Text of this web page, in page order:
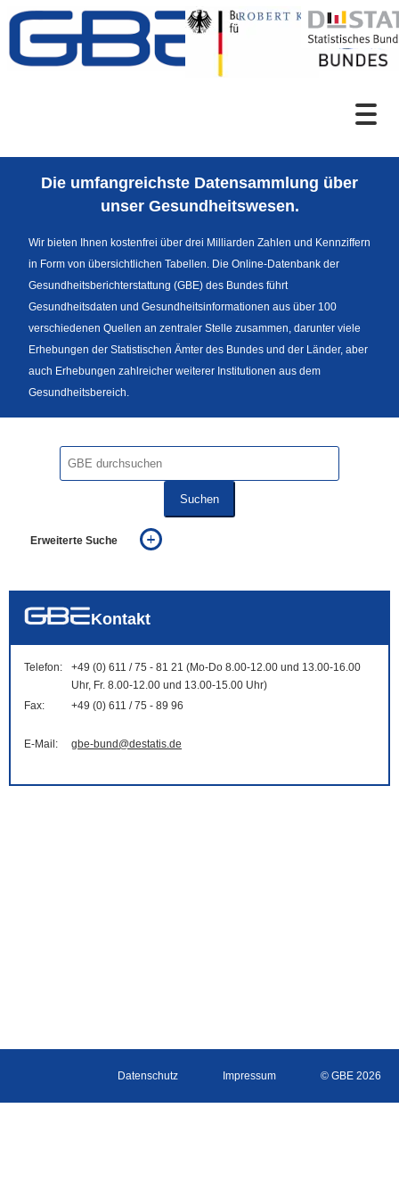
Zum Inhalt
Sprachumschaltung
Die umfangreichste Datensammlung über
unser Gesundheitswesen.
Wir bieten Ihnen kostenfrei über drei Milliarden Zahlen und Kennziffern
in Form von übersichtlichen Tabellen. Die Online-Datenbank der
Gesundheitsberichterstattung (GBE) des Bundes führt
Gesundheitsdaten und Gesundheitsinformationen aus über 100
verschiedenen Quellen an zentraler Stelle zusammen, darunter viele
Erhebungen der Statistischen Ämter des Bundes und der Länder, aber
auch Erhebungen zahlreicher weiterer Institutionen aus dem
Gesundheitsbereich.
Suchen
Erweiterte Suche
auch in allen Texten suchen (Volltextsuche)
Kontakt
Telefon:
+49 (0) 611 / 75 - 81 21 (Mo-Do 8.00-12.00 und 13.00-16.00
Uhr, Fr. 8.00-12.00 und 13.00-15.00 Uhr)
Fax:
+49 (0) 611 / 75 - 89 96
E-Mail: gbe-bund@destatis.de
Datenschutz Impressum © GBE 2026